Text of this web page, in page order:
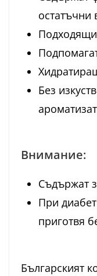
остатъчни
Подходящи
Без
Внимание:
Съдържат
При
приготвя
Българският